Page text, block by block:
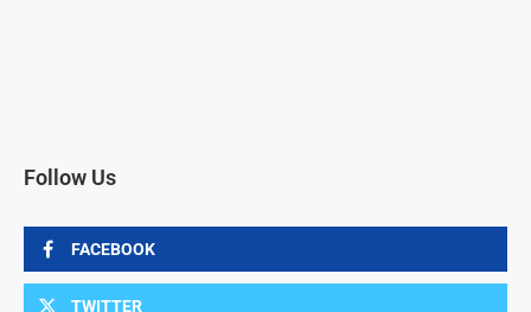
Follow Us
FACEBOOK
TWITTER